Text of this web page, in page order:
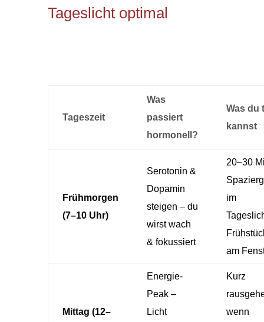
Tageslicht optimal
Tageszeit
Was
passiert
hormonell?
Was du
kannst
Frühmorgen
(7–10 Uhr)
Serotonin &
Dopamin
steigen – du
wirst wach
& fokussiert
20–30
im
am
Mittag (12–
Energie-
Peak –
Licht
Kurz
wenn